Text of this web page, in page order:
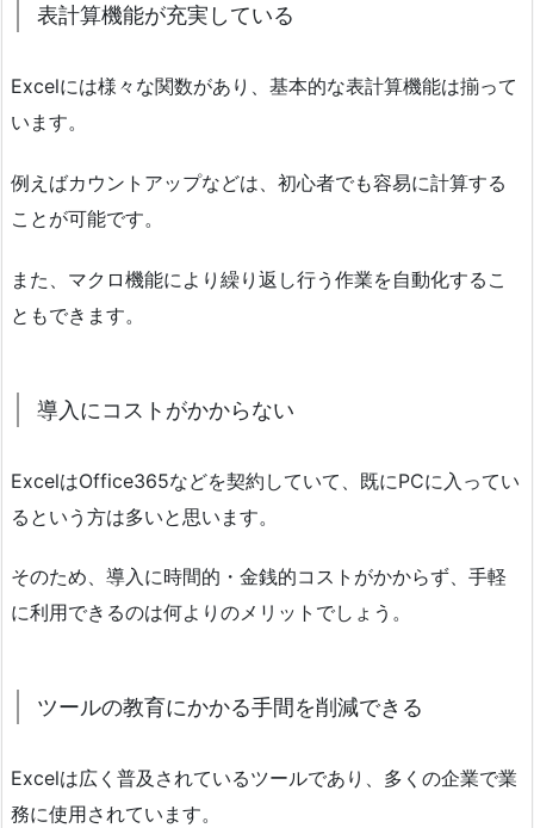
表計算機能が充実している
Excelには様々な関数があり、基本的な表計算機能は揃って
います。
例えばカウントアップなどは、初心者でも容易に計算する
ことが可能です。
また、マクロ機能により繰り返し行う作業を自動化するこ
ともできます。
導入にコストがかからない
ExcelはOffice365などを契約していて、既にPCに入ってい
るという方は多いと思います。
そのため、導入に時間的・金銭的コストがかからず、手軽
に利用できるのは何よりのメリットでしょう。
ツールの教育にかかる手間を削減できる
Excelは広く普及されているツールであり、多くの企業で業
務に使用されています。